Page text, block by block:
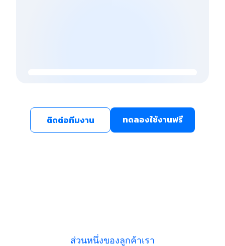
ติดต่อทีมงาน ทดลองใช้งานฟรี
ส่วนหนึ่งของลูกค้าเรา